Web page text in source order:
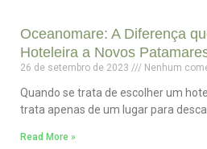
Oceanomare: A Diferença
Hoteleira a Novos
26 de setembro de 2023 Nenhum
Quando se trata de escolher um
trata apenas de um lugar para
Read More »